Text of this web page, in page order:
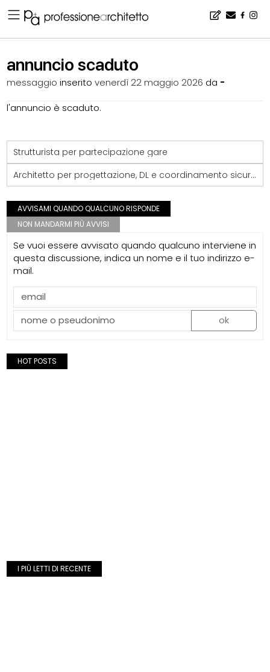
annuncio scaduto
messaggio inseritovenerdì 22 maggio 2026 da -
l'annuncio è scaduto.
Strutturista per partecipazione gare
Architetto per progettazione, DL e coordinamento sicurezza
AVVISAMI QUANDO QUALCUNO RISPONDE
NON MANDARMI PIÙ AVVISI
Se vuoi essere avvisato quando qualcuno interviene in
questa discussione, indica un nome e il tuo indirizzo e-
mail.
ok
HOT POSTS
I PIÙ LETTI DI RECENTE